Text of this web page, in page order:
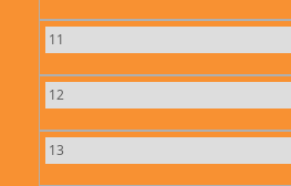
11
12
13